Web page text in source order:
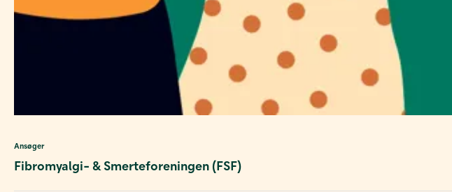
Ansøger
Fibromyalgi- & Smerteforeningen (FSF)